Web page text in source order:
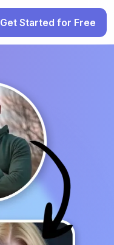
Get Started for Free